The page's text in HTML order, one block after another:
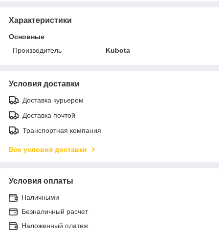
Характеристики
Основные
Производитель
Kubota
Условия доставки
Доставка курьером
Доставка почтой
Транспортная компания
Все условия доставки
Условия оплаты
Наличными
Безналичный расчет
Наложенный платеж